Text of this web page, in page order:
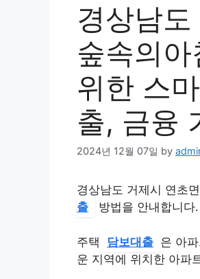
경상남
숲속의
위한 스
출, 금융
2024년 12월 07일 by
경상남도 거제시 연초
출
방법을 안내합니다.
주택 담보대출 은 아
운 지역에 위치한 아파